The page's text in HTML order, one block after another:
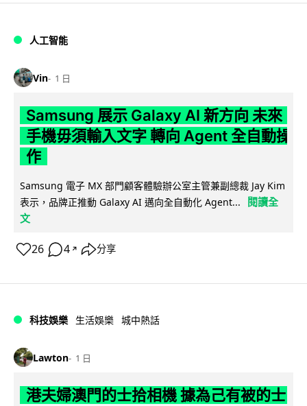
人工智能
Vin 1 日
Samsung 展示 Galaxy AI 新方向 未來
手機毋須輸入文字 轉向 Agent 全自動操
作
Samsung 電子 MX 部門顧客體驗辦公室主管兼副總裁 Jay Kim
表示，品牌正推動 Galaxy AI 邁向全自動化 Agent...
閱讀全
文
26 4 ↗ 分享
科技娛樂 生活娛樂 城中熱話
Lawton 1 日
港夫婦澳門的士拾相機 據為己有被的士